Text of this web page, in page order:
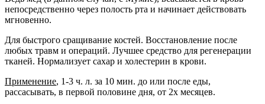
непосредственно через полость рта и начинает действовать
мгновенно.
Для быстрого сращивание костей. Восстановление после
любых травм и операций. Лучшее средство для регенерации
тканей. Нормализует сахар и холестерин в крови.
Применение, 1-3 ч. л. за 10 мин. до или после еды,
рассасывать, в первой половине дня, от 2х месяцев.